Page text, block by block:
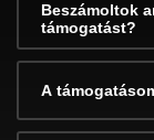
Beszámoltok
támogatást?
A